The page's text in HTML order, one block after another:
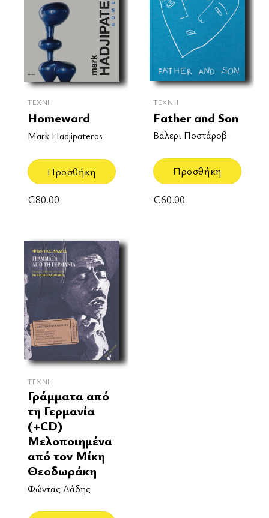
ΤΈΧΝΗ
Homeward
Mark Hadjipateras
Προσθήκη
€80.00
ΤΈΧΝΗ
Father and Son
Βάλερι Ποστάροβ
Προσθήκη
€60.00
ΤΈΧΝΗ
Γράμματα από
τη Γερμανία
(+CD)
Μελοποιημένα
από τον Μίκη
Θεοδωράκη
Φώντας Λάδης